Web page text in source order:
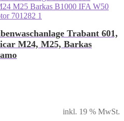
Trabant 601,
M24, M25, Barkas
inkl. 19 % MwSt.